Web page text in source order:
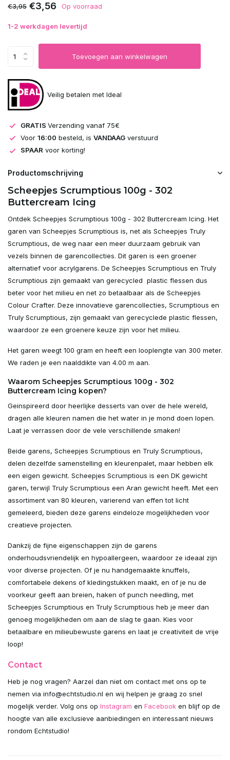
€3,95 €3,56 Op voorraad
1-2 werkdagen levertijd
Toevoegen aan winkelwagen
Veilig betalen met Ideal
GRATIS Verzending vanaf 75€
Voor 16:00 besteld, is VANDAAG verstuurd
SPAAR voor korting!
Productomschrijving
Scheepjes Scrumptious 100g - 302
Buttercream Icing
Ontdek Scheepjes Scrumptious 100g - 302 Buttercream Icing. Het
garen van Scheepjes Scrumptious is, net als Scheepjes Truly
Scrumptious, de weg naar een meer duurzaam gebruik van
vezels binnen de garencollecties. Dit garen is een groener
alternatief voor acrylgarens. De Scheepjes Scrumptious en Truly
Scrumptious zijn gemaakt van gerecycled plastic flessen dus
beter voor het milieu en net zo betaalbaar als de Scheepjes
Colour Crafter. Deze innovatieve garencollecties, Scrumptious en
Truly Scrumptious, zijn gemaakt van gerecyclede plastic flessen,
waardoor ze een groenere keuze zijn voor het milieu.
Het garen weegt 100 gram en heeft een looplengte van 300 meter.
We raden je een naalddikte van 4.00 m aan.
Waarom Scheepjes Scrumptious 100g - 302
Buttercream Icing kopen?
Geinspireerd door heerlijke desserts van over de hele wereld,
dragen alle kleuren namen die het water in je mond doen lopen.
Laat je verrassen door de vele verschillende smaken!
Beide garens, Scheepjes Scrumptious en Truly Scrumptious,
delen dezelfde samenstelling en kleurenpalet, maar hebben elk
een eigen gewicht. Scheepjes Scrumptious is een DK gewicht
garen, terwijl Truly Scrumptious een Aran gewicht heeft. Met een
assortiment van 80 kleuren, varierend van effen tot licht
gemeleerd, bieden deze garens eindeloze mogelijkheden voor
creatieve projecten.
Dankzij de fijne eigenschappen zijn de garens
onderhoudsvriendelijk en hypoallergeen, waardoor ze ideaal zijn
voor diverse projecten. Of je nu handgemaakte knuffels,
comfortabele dekens of kledingstukken maakt, en of je nu de
voorkeur geeft aan breien, haken of punch needling, met
Scheepjes Scrumptious en Truly Scrumptious heb je meer dan
genoeg mogelijkheden om aan de slag te gaan. Kies voor
betaalbare en milieubewuste garens en laat je creativiteit de vrije
loop!
Contact
Heb je nog vragen? Aarzel dan niet om contact met ons op te
nemen via info@echtstudio.nl en wij helpen je graag zo snel
mogelijk verder. Volg ons op Instagram en Facebook en blijf op de
hoogte van alle exclusieve aanbiedingen en interessant nieuws
rondom Echtstudio!